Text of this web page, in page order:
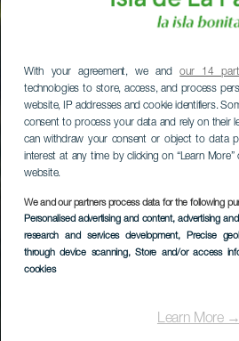
With your agreement, we andour 14
technologies to store, access, and process
website, IP addresses and cookie identifiers.
consent to process your data and rely on their
can withdraw your consent or object to data
interest at any time by clicking on “Learn
website.
We and our partners process data for the following
Personalised advertising and content, advertising
research and services development, Precise
through device scanning, Store and/or access
cookies
Learn More →